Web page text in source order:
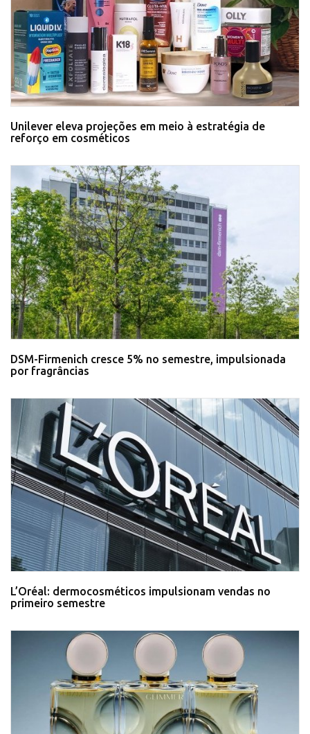
Unilever eleva projeções em meio à estratégia de
reforço em cosméticos
DSM-Firmenich cresce 5% no semestre, impulsionada
por fragrâncias
L’Oréal: dermocosméticos impulsionam vendas no
primeiro semestre